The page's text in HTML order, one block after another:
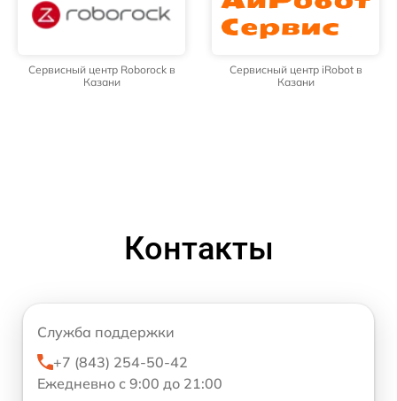
Сервисный центр Roborock в
Казани
Сервисный центр iRobot в
Казани
Контакты
Служба поддержки
+7 (843) 254-50-42
Ежедневно с 9:00 до 21:00